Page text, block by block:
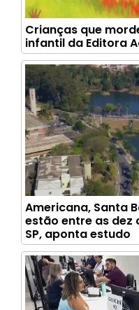
Crianças que
infantil da Editora
Americana, Santa
estão entre as dez
SP, aponta estudo